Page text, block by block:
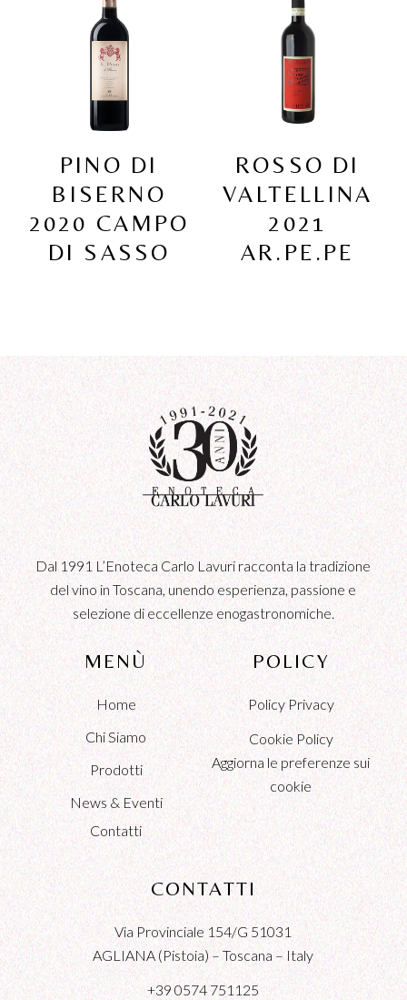
PINO DI
BISERNO
2020 CAMPO
DI SASSO
ROSSO DI
VALTELLINA
2021
AR.PE.PE
Dal 1991 L’Enoteca Carlo Lavuri racconta la tradizione
del vino in Toscana, unendo esperienza, passione e
selezione di eccellenze enogastronomiche.
MENÙ
Home
Chi Siamo
Prodotti
News & Eventi
Contatti
POLICY
Policy Privacy
Cookie Policy
Aggiorna le preferenze sui
cookie
CONTATTI
Via Provinciale 154/G 51031
AGLIANA (Pistoia) – Toscana – Italy
+39 0574 751125